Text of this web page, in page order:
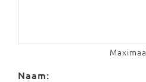
Naam: